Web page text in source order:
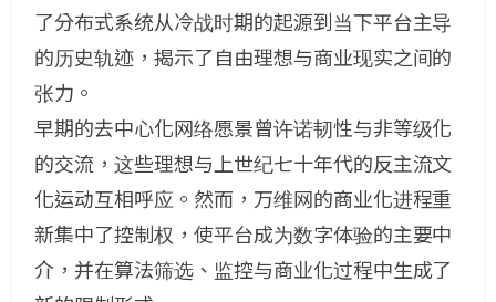
了分布式系统从冷战时期的起源到当下平台主导
的历史轨迹，揭示了自由理想与商业现实之间的
张力。
早期的去中心化网络愿景曾许诺韧性与非等级化
的交流，这些理想与上世纪七十年代的反主流文
化运动互相呼应。然而，万维网的商业化进程重
新集中了控制权，使平台成为数字体验的主要中
介，并在算法筛选、监控与商业化过程中生成了